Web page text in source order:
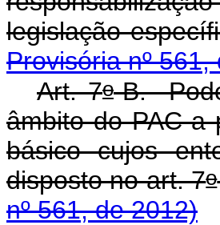
legislação
Provisória nº 561,
Art. 7o-B.
âmbito do PAC a
básico cujos
disposto no art. 7o
nº 561, de 2012)